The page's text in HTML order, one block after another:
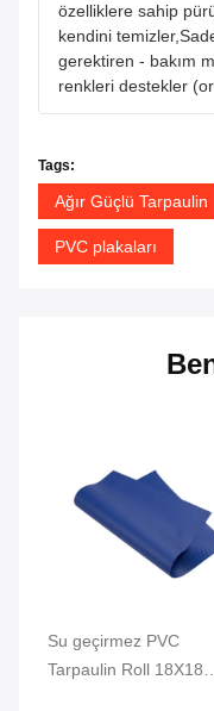
özelliklere sahip
kendini
gerektiren - bakım
renkleri destekler
Tags:
Ağır Güçlü Tarpaulin
PVC plakaları
Su geçirmez PVC
Tarpaulin Roll 18X18